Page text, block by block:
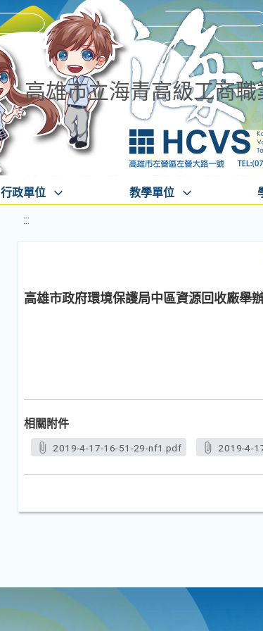
高雄市立海青高級工商職
行政單位 教學單位
:::
高雄市政府環境保護局中區資源回收廠舉
相關附件
2019-4-17-16-51-29-nf1.pdf 2019-4-